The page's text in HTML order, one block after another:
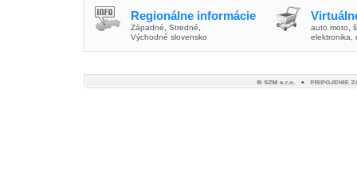
Regionálne informácie
Západné Stredné
Východné slovensko
auto moto
elektronika,